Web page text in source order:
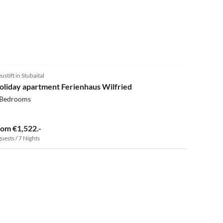
in Stubaital
apartment Ferienhaus Wilfried
€1,522.-
/ 7 Nights